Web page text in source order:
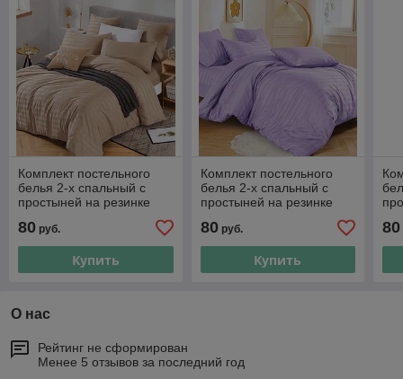
Комплект постельного
белья 2-х спальный с
простыней на резинке
80 руб.
Купить
Комплект постельного
белья 2-х спальный с
простыней на резинке
80руб.
Купить
80
О нас
Рейтинг не сформирован
Менее 5 отзывов за последний год